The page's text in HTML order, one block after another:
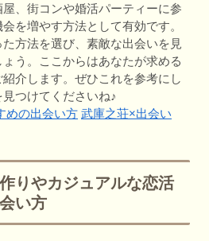
、街コンや婚活パーティーに参
を増やす方法として有効です。
方法を選び、素敵な出会いを見
う。ここからはあなたが求める
介します。ぜひこれを参考にし
つけてくださいね♪
めの出会い方 武庫之荘×出会い
りやカジュアルな恋活
い方